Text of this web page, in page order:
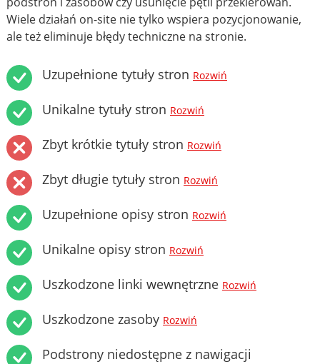
Wiele działań on-site nie tylko wspiera pozycjonowanie,
ale też eliminuje błędy techniczne na stronie.
Uzupełnione tytuły stron Rozwiń
Unikalne tytuły stron Rozwiń
Zbyt krótkie tytuły stron Rozwiń
Zbyt długie tytuły stron Rozwiń
Uzupełnione opisy stron Rozwiń
Unikalne opisy stron Rozwiń
Uszkodzone linki wewnętrzne Rozwiń
Uszkodzone zasoby Rozwiń
Podstrony niedostępne z nawigacji